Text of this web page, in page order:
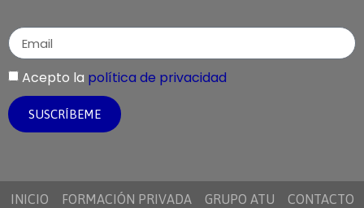
Acepto la política de privacidad
SUSCRÍBEME
INICIO FORMACIÓN PRIVADA GRUPO ATU CONTACTO